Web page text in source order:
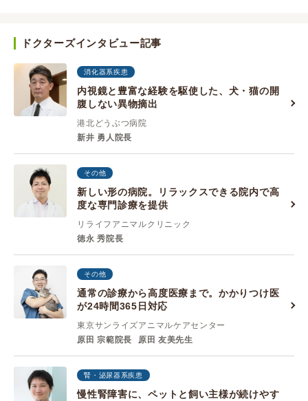
ドクターズインタビュー記事
消化器系疾患
内視鏡と豊富な経験を駆使した、犬・猫の開
腹しない異物摘出
港北どうぶつ病院
新井 勇人院長
その他
新しい形の病院。リラックスできる院内で高
度な専門診療を提供
リライフアニマルクリニック
徳永 秀院長
その他
通常の診療から高度医療まで。かかりつけ医
が24時間365日対応
東京サンライズアニマルケアセンター
原田 宗範院長
原田 友美先生
腎・泌尿器系疾患
慢性腎障害に、ペットと飼い主様が続けやす